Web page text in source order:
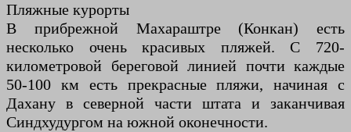
Пляжные курорты
В прибрежной Махараштре (Конкан) есть
несколько очень красивых пляжей. С 720-
километровой береговой линией почти каждые
50-100 км есть прекрасные пляжи, начиная с
Дахану в северной части штата и заканчивая
Синдхудургом на южной оконечности.